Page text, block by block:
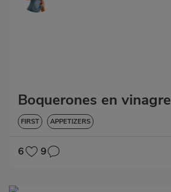
Boquerones en vinagre
FIRST APPETIZERS
6 9